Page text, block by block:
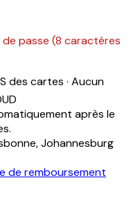
passe (8 caractères
des cartes · Aucun
après le
Johannesburg
de remboursement